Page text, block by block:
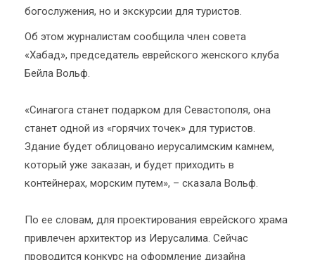
богослужения, но и экскурсии для туристов.
Об этом журналистам сообщила член совета
«Хабад», председатель еврейского женского клуба
Бейла Вольф.
«Синагога станет подарком для Севастополя, она
станет одной из «горячих точек» для туристов.
Здание будет облицовано иерусалимским камнем,
который уже заказан, и будет приходить в
контейнерах, морским путем», – сказала Вольф.
По ее словам, для проектирования еврейского храма
привлечен архитектор из Иерусалима. Сейчас
проводится конкурс на оформление дизайна